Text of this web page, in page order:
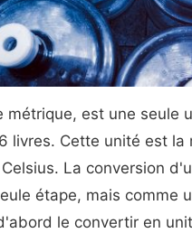
métrique, est une seule
livres. Cette unité est
La conversion
étape, mais comme
le convertir en